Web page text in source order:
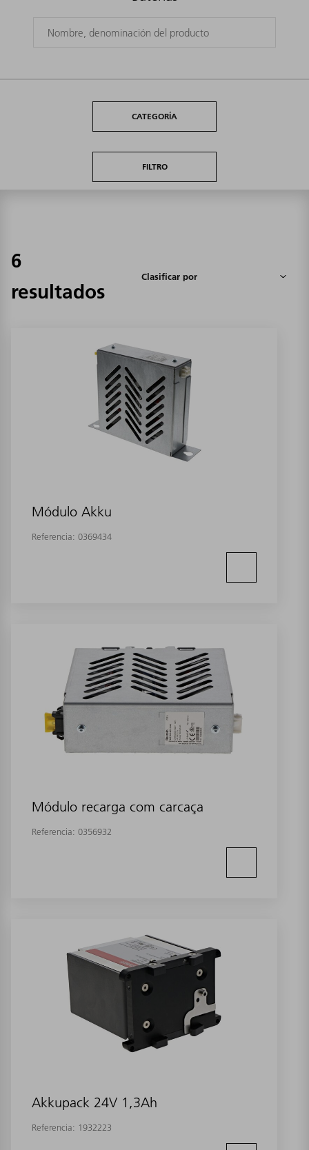
CATEGORÍA
FILTRO
6
resultados
Módulo Akku
Referencia: 0369434
Módulo recarga com carcaça
Referencia: 0356932
Akkupack 24V 1,3Ah
Referencia: 1932223